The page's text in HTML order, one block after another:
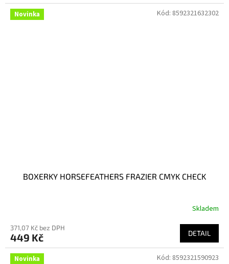
Novinka
BOXERKY HORSEFEATHERS FRAZIER CMYK CHECK
Skladem
371,07 Kč bez DPH
449 Kč DETAIL
Kód: 8592321632302
Novinka Kód: 8592321590923